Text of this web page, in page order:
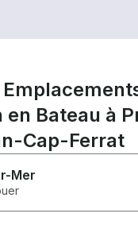
en Bateau à
Cap-Ferrat
Mer